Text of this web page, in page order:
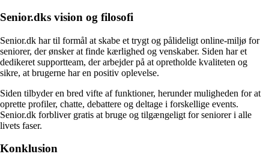
Senior.dks vision og filosofi
Senior.dk har til formål at skabe et trygt og pålideligt online-miljø for
seniorer, der ønsker at finde kærlighed og venskaber. Siden har et
dedikeret supportteam, der arbejder på at opretholde kvaliteten og
sikre, at brugerne har en positiv oplevelse.
Siden tilbyder en bred vifte af funktioner, herunder muligheden for at
oprette profiler, chatte, debattere og deltage i forskellige events.
Senior.dk forbliver gratis at bruge og tilgængeligt for seniorer i alle
livets faser.
Konklusion